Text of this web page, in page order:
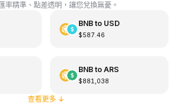
率精準、點差透明，讓您兌換無憂。
BNBto USD
$587.46
BNBto ARS
$881,038
查看更多↓